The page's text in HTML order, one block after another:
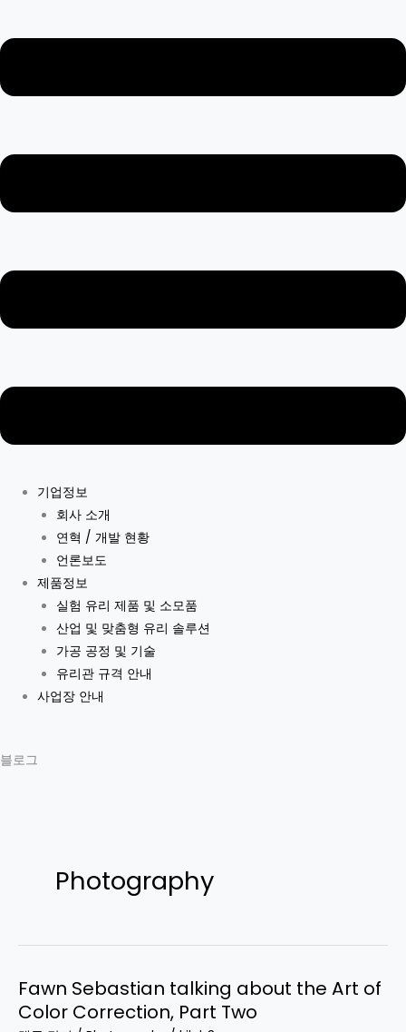
기업정보
회사 소개
연혁 / 개발 현황
언론보도
제품정보
실험 유리 제품 및 소모품
산업 및 맞춤형 유리 솔루션
가공 공정 및 기술
유리관 규격 안내
사업장 안내
블로그
Photography
Fawn Sebastian talking about the Art of
Color Correction, Part Two
Fawn
Sebastian